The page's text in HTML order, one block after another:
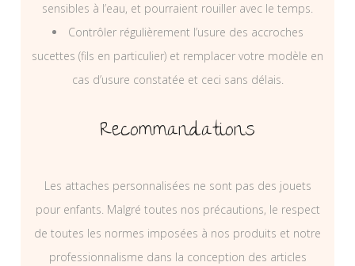
sensibles à l’eau, et pourraient rouiller avec le temps.
Contrôler régulièrement l’usure des accroches
sucettes (fils en particulier) et remplacer votre modèle en
cas d’usure constatée et ceci sans délais.
Recommandations
Les attaches personnalisées ne sont pas des jouets
pour enfants. Malgré toutes nos précautions, le respect
de toutes les normes imposées à nos produits et notre
professionnalisme dans la conception des articles